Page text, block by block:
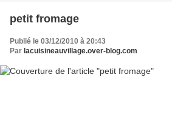
petit fromage
Publié le 03/12/2010 à 20:43
Par lacuisineauvillage.over-blog.com